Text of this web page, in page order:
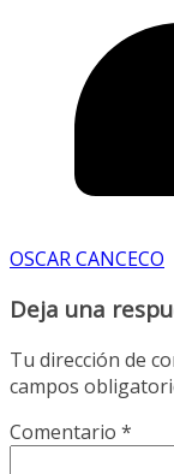
OSCAR CANCECO
Deja una
Tu dirección de
campos
Comentario *